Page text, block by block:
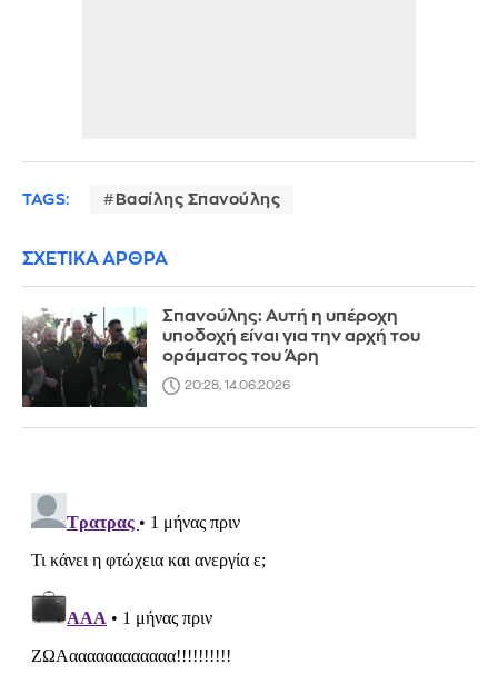
TAGS: Βασίλης Σπανούλης
ΣΧΕΤΙΚΑ ΑΡΘΡΑ
Σπανούλης: Αυτή η υπέροχη
υποδοχή είναι για την αρχή του
οράματος του Άρη
20:28, 14.06.2026